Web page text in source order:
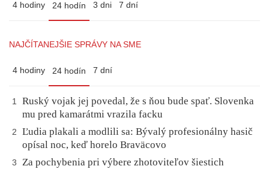
4 hodiny 24 hodín 3 dni 7 dní
NAJČÍTANEJŠIE SPRÁVY NA SME
4 hodiny 24 hodín 7 dní
1
Ruský vojak jej povedal, že s ňou bude spať. Slovenka
mu pred kamarátmi vrazila facku
2
Ľudia plakali a modlili sa: Bývalý profesionálny hasič
opísal noc, keď horelo Braväcovo
3
Za pochybenia pri výbere zhotoviteľov šiestich